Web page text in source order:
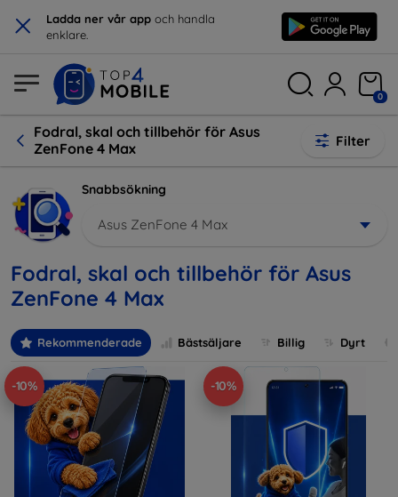
× Ladda ner vår app och handla
enklare.
0
Fodral, skal och tillbehör för Asus
ZenFone 4 Max
Filter
Snabbsökning
Asus ZenFone 4 Max
Fodral, skal och tillbehör för Asus
ZenFone 4 Max
Rekommenderade Bästsäljare Billig Dyrt
-10% -10%